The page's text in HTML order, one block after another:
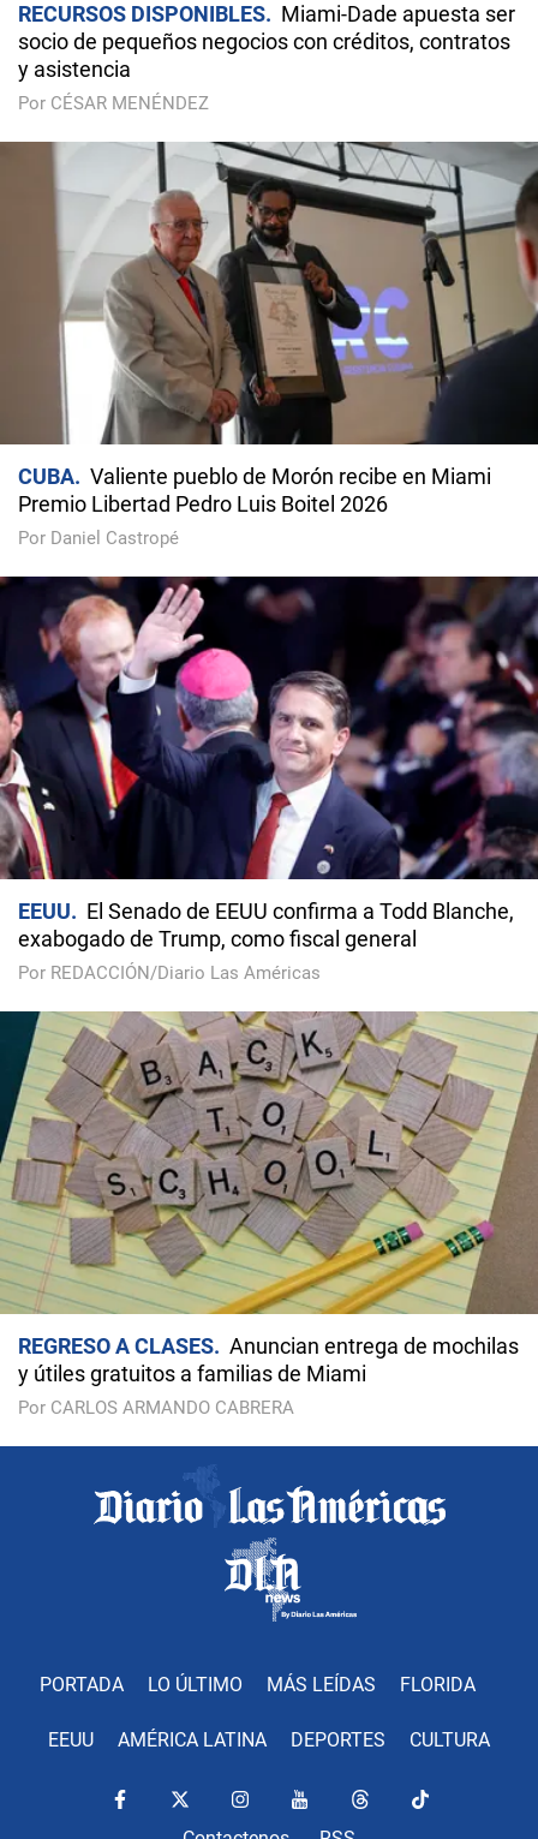
RECURSOS DISPONIBLES
Miami-Dade apuesta ser
socio de pequeños negocios con créditos, contratos
y asistencia
Por CÉSAR MENÉNDEZ
CUBA
Valiente pueblo de Morón recibe en Miami
Premio Libertad Pedro Luis Boitel 2026
Por Daniel Castropé
EEUU
El Senado de EEUU confirma a Todd Blanche,
exabogado de Trump, como fiscal general
Por REDACCIÓN/Diario Las Américas
REGRESO A CLASES
Anuncian entrega de mochilas
y útiles gratuitos a familias de Miami
Por CARLOS ARMANDO CABRERA
PORTADA LO ÚLTIMO MÁS LEÍDAS FLORIDA
EEUU AMÉRICA LATINA DEPORTES CULTURA